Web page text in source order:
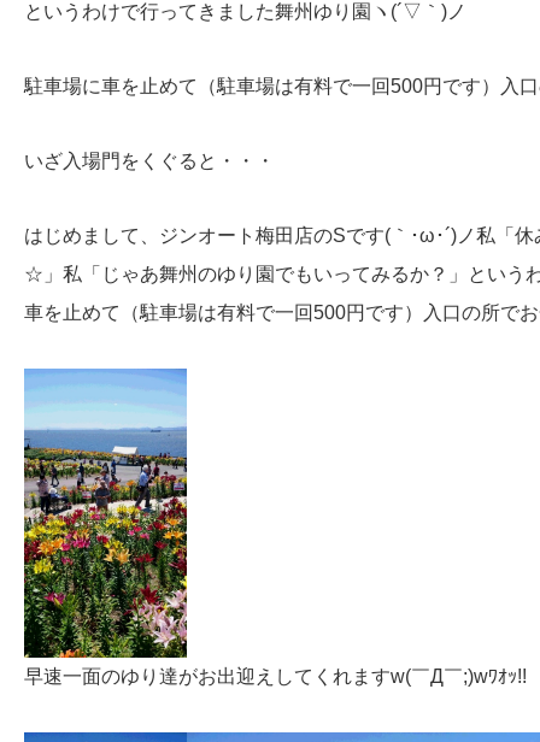
というわけで行ってきました舞州ゆり園ヽ(´▽｀)ノ
駐車場に車を止めて（駐車場は有料で一回500円です）入
いざ入場門をくぐると・・・
はじめまして、ジンオート梅田店のSです(｀･ω･´)ノ私「
☆」私「じゃあ舞州のゆり園でもいってみるか？」という
車を止めて（駐車場は有料で一回500円です）入口の所で
早速一面のゆり達がお出迎えしてくれますw(￣Д￣;)wﾜｵｯ!!